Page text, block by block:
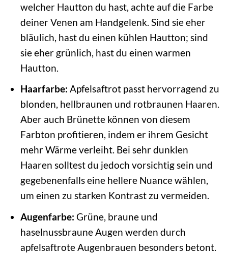
welcher Hautton du hast, achte auf die Farbe
deiner Venen am Handgelenk. Sind sie eher
bläulich, hast du einen kühlen Hautton; sind
sie eher grünlich, hast du einen warmen
Hautton.
Haarfarbe: Apfelsaftrot passt hervorragend zu
blonden, hellbraunen und rotbraunen Haaren.
Aber auch Brünette können von diesem
Farbton profitieren, indem er ihrem Gesicht
mehr Wärme verleiht. Bei sehr dunklen
Haaren solltest du jedoch vorsichtig sein und
gegebenenfalls eine hellere Nuance wählen,
um einen zu starken Kontrast zu vermeiden.
Augenfarbe: Grüne, braune und
haselnussbraune Augen werden durch
apfelsaftrote Augenbrauen besonders betont.